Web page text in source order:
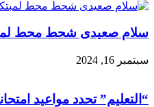
سلام صعيدى شحط محط
سبتمبر 16, 2024
“التعليم” تحدد مواعيد